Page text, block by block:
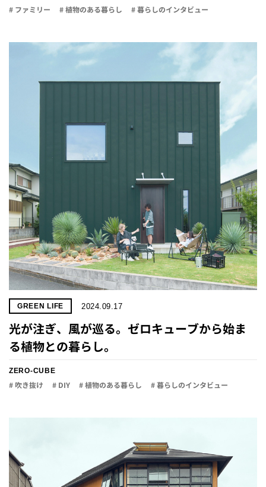
# ファミリー # 植物のある暮らし # 暮らしのインタビュー
GREEN LIFE 2024.09.17
光が注ぎ、風が巡る。ゼロキューブから始ま
る植物との暮らし。
ZERO-CUBE
# 吹き抜け # DIY # 植物のある暮らし # 暮らしのインタビュー